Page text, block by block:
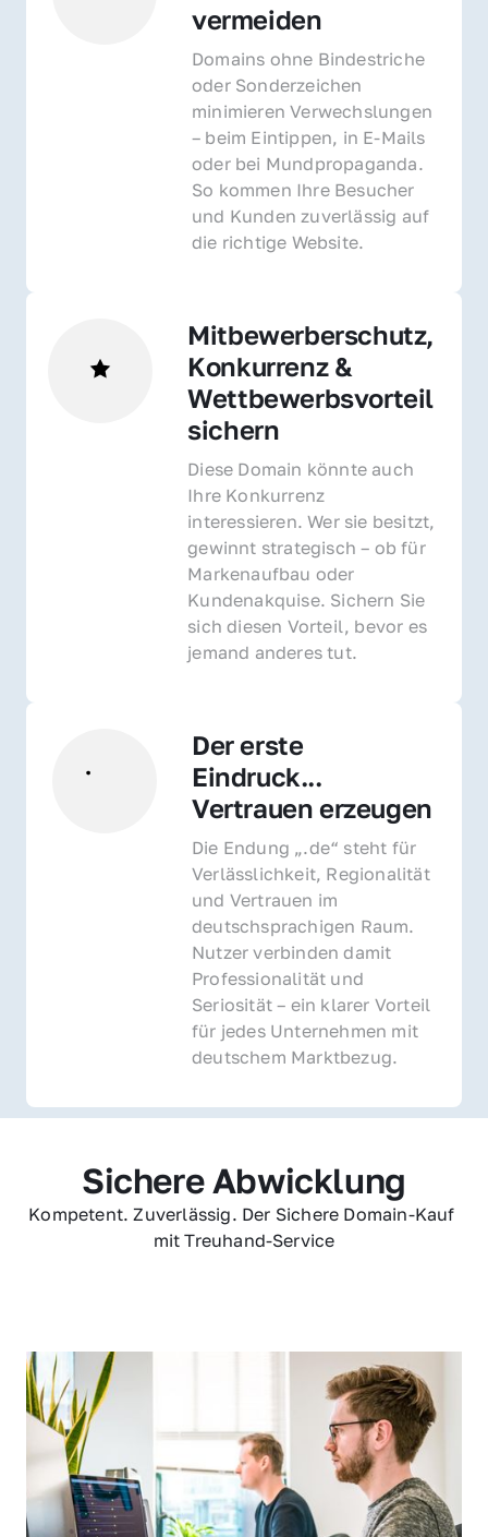
vermeiden
Domains ohne Bindestriche
oder Sonderzeichen
minimieren Verwechslungen
– beim Eintippen, in E-Mails
oder bei Mundpropaganda.
So kommen Ihre Besucher
und Kunden zuverlässig auf
die richtige Website.
Mitbewerberschutz,
Konkurrenz &
Wettbewerbsvorteil
sichern
Diese Domain könnte auch
Ihre Konkurrenz
interessieren. Wer sie besitzt,
gewinnt strategisch – ob für
Markenaufbau oder
Kundenakquise. Sichern Sie
sich diesen Vorteil, bevor es
jemand anderes tut.
Der erste
Eindruck...
Vertrauen erzeugen
Die Endung „.de“ steht für
Verlässlichkeit, Regionalität
und Vertrauen im
deutschsprachigen Raum.
Nutzer verbinden damit
Professionalität und
Seriosität – ein klarer Vorteil
für jedes Unternehmen mit
deutschem Marktbezug.
Sichere Abwicklung
Kompetent. Zuverlässig. Der Sichere Domain-Kauf
mit Treuhand-Service